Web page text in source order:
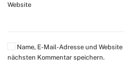
Website
Name, E-Mail-Adresse und
nächsten Kommentar speichern.